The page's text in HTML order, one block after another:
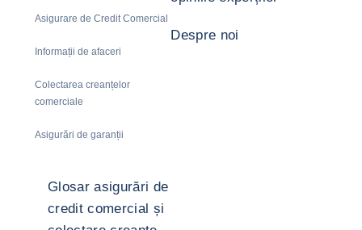
Asigurare de Credit Comercial
Informații de afaceri
Colectarea creanțelor
comerciale
Asigurări de garanții
Despre noi
Glosar asigurări de
credit comercial și